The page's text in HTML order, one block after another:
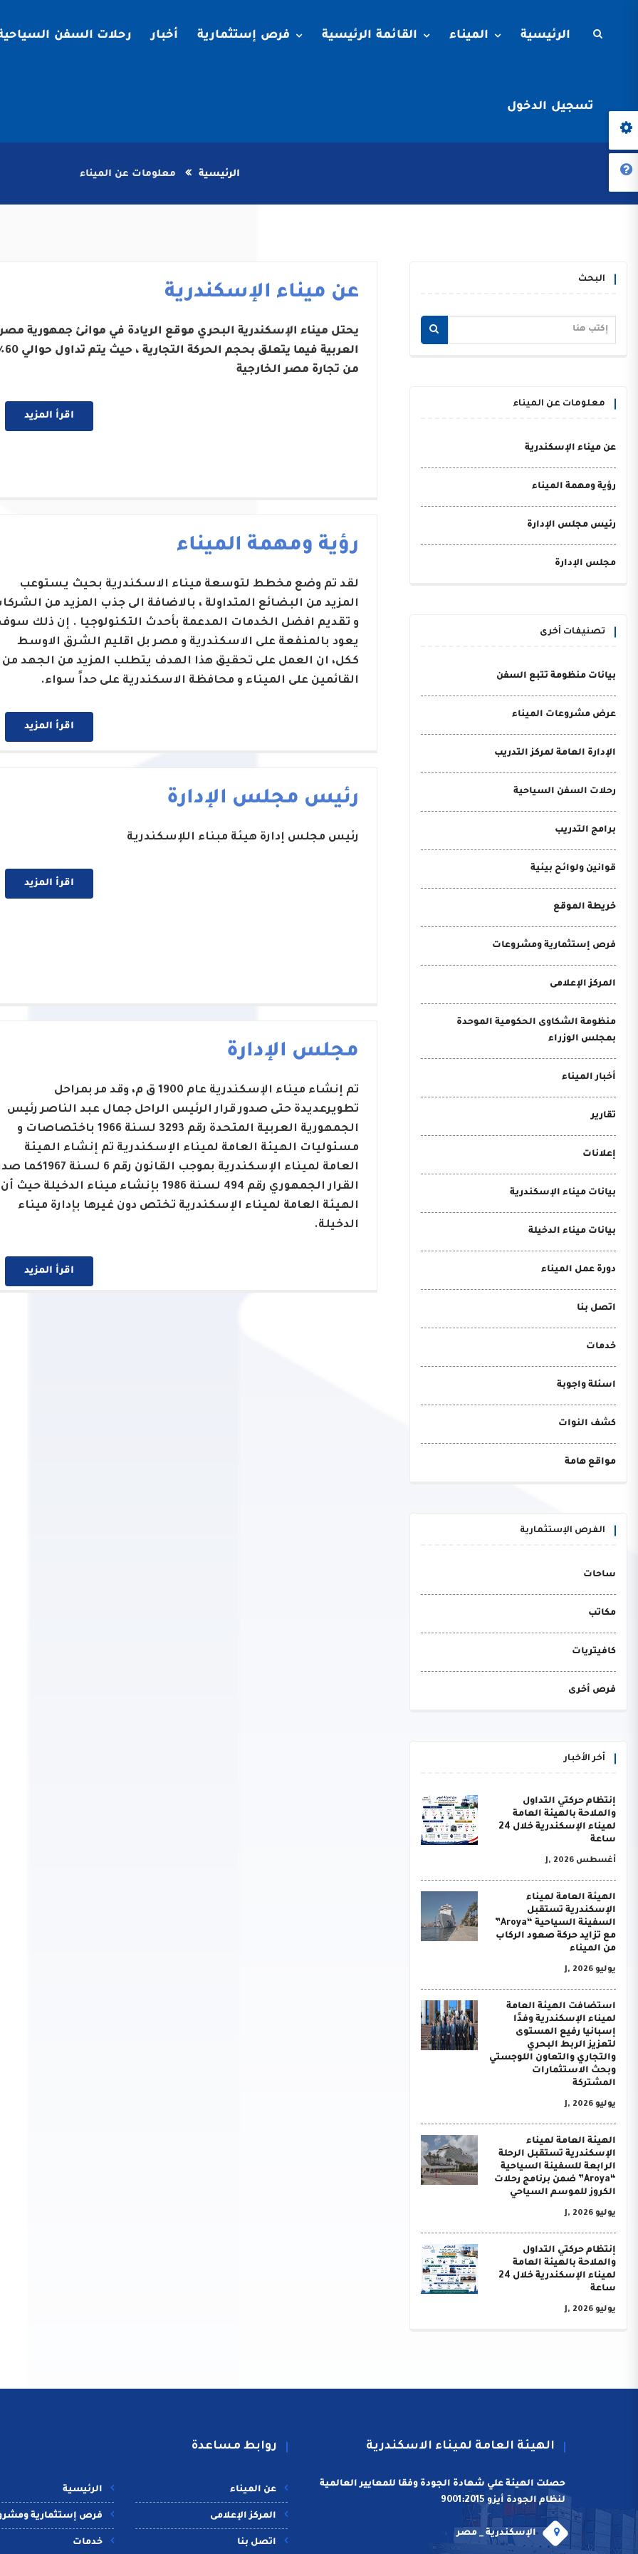
الرئيسية الميناء القائمة الرئيسية فرص إستثمارية أخبار رحلات السفن
تسجيل الدخول
الرئيسية معلومات عن الميناء
البحث
معلومات عن الميناء
عن ميناء الإسكندرية
رؤية ومهمة الميناء
رئيس مجلس الإدارة
مجلس الإدارة
تصنيفات أخرى
بيانات منظومة تتبع السفن
عرض مشروعات الميناء
الإدارة العامة لمركز التدريب
رحلات السفن السياحية
برامج التدريب
قوانين ولوائح بيئية
خريطة الموقع
فرص إستثمارية ومشروعات
المركز الإعلامى
منظومة الشكاوى الحكومية الموحدة
بمجلس الوزراء
أخبار الميناء
تقارير
إعلانات
بيانات ميناء الإسكندرية
بيانات ميناء الدخيلة
دورة عمل الميناء
اتصل بنا
خدمات
اسئلة واجوبة
كشف النوات
مواقع هامة
الفرص الإستثمارية
ساحات
مكاتب
كافيتريات
فرص أخرى
أخر الأخبار
إنتظام حركتي التداول
والملاحة بالهيئة العامة
لميناء الإسكندرية خلال 24
ساعة
أغسطس J, 2026
الهيئة العامة لميناء
الإسكندرية تستقبل
السفينة السياحية “Aroya”
مع تزايد حركة صعود الركاب
من الميناء
يوليو J, 2026
استضافت الهيئة العامة
لميناء الإسكندرية وفدًا
إسبانيا رفيع المستوى
لتعزيز الربط البحري
والتجاري والتعاون اللوجستي
وبحث الاستثمارات
المشتركة
يوليو J, 2026
الهيئة العامة لميناء
الإسكندرية تستقبل الرحلة
الرابعة للسفينة السياحية
“Aroya” ضمن برنامج رحلات
الكروز للموسم السياحي
يوليو J, 2026
إنتظام حركتي التداول
والملاحة بالهيئة العامة
لميناء الإسكندرية خلال 24
ساعة
يوليو J, 2026
عن ميناء الإسكندرية
يحتل ميناء الإسكندرية البحري موقع الريادة في موانئ جمهورية مصر
العربية فيما يتعلق
من تجارة مصر الخارجية
اقرأ المزيد
رؤية ومهمة الميناء
لقد تم وضع مخطط لتوسعة ميناء الاسكندرية بحيث يستوعب
المزيد من البضائع المتداولة ، بالاضافة الى جذب المزيد من
و تقديم افضل الخدمات المدعمة بأحدث التكنولوجيا . إن ذلك
يعود بالمنفعة على الاسكندرية و مصر بل اقليم الشرق الاوسط
ككل، ان العمل على تحقيق هذا الهدف يتطلب المزيد من الجهد من
القائمين على الميناء و محافظة الاسكندرية على حداً سواء.
اقرأ المزيد
رئيس مجلس الإدارة
رئيس مجلس إدارة هيئة مبناء اللإسكندرية
اقرأ المزيد
مجلس الإدارة
تم إنشاء ميناء الإسكندرية عام 1900 ق م، وقد مر بمراحل
تطويرعديدة حتى صدور قرار الرئيس الراحل جمال عبد الناصر رئيس
الجمهورية العربية المتحدة رقم 3293 لسنة 1966 باختصاصات و
مسئوليات الهيئة العامة لميناء الإسكندرية تم إنشاء الهيئة
العامة لميناء الإسكندرية بموجب القانون رقم 6 لسنة
القرار الجمهوري رقم 494 لسنة 1986 بإنشاء ميناء الدخيلة حيث أن
الهيئة العامة لميناء الإسكندرية تختص دون غيرها بإدارة ميناء
الدخيلة.
اقرأ المزيد
الهيئة العامة لميناء الاسكندرية
حصلت الهيئة علي شهادة الجودة وفقا للمعايير العالمية
لنظام الجودة أيزو 9001:2015
الإسكندرية _ مصر
روابط مساعدة
الرئيسية
فرص إستثمارية
خدمات
عن الميناء
المركز الإعلامى
اتصل بنا